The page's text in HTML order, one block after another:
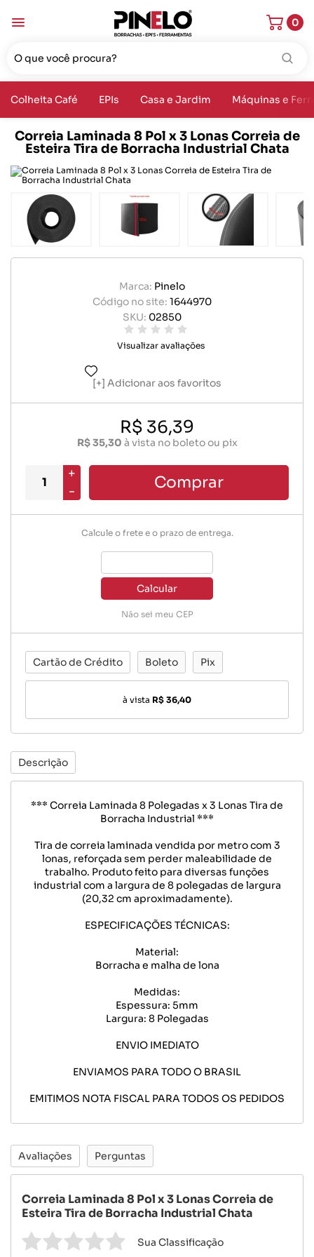
0
Colheita Café EPIs Casa e Jardim Máquinas e
Correia Laminada 8 Pol x 3 Lonas Correia de
Esteira Tira de Borracha Industrial Chata
Marca: Pinelo
Código no site: 1644970
SKU: 02850
Visualizar avaliações
Adicionar aos favoritos
R$ 36,39
R$ 35,30 à vista no boleto ou pix
+
-
Comprar
Calcule o frete e o prazo de entrega.
Calcular
Não sei meu CEP
Cartão de Crédito Boleto Pix
à vista R$ 36,40
Descrição
*** Correia Laminada 8 Polegadas x 3 Lonas Tira de
Borracha Industrial ***
Tira de correia laminada vendida por metro com 3
lonas, reforçada sem perder maleabilidade de
trabalho. Produto feito para diversas funções
industrial com a largura de 8 polegadas de largura
(20,32 cm aproximadamente).
ESPECIFICAÇÕES TÉCNICAS:
Material:
Borracha e malha de lona
Medidas:
Espessura: 5mm
Largura: 8 Polegadas
ENVIO IMEDIATO
ENVIAMOS PARA TODO O BRASIL
EMITIMOS NOTA FISCAL PARA TODOS OS PEDIDOS
Avaliações Perguntas
Correia Laminada 8 Pol x 3 Lonas Correia de
Esteira Tira de Borracha Industrial Chata
Sua Classificação